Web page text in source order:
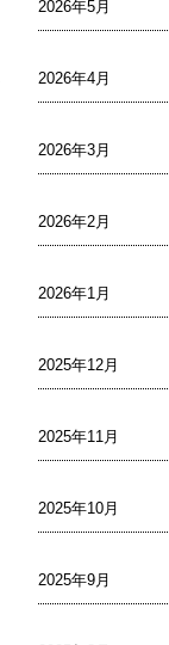
2026年5月
2026年4月
2026年3月
2026年2月
2026年1月
2025年12月
2025年11月
2025年10月
2025年9月